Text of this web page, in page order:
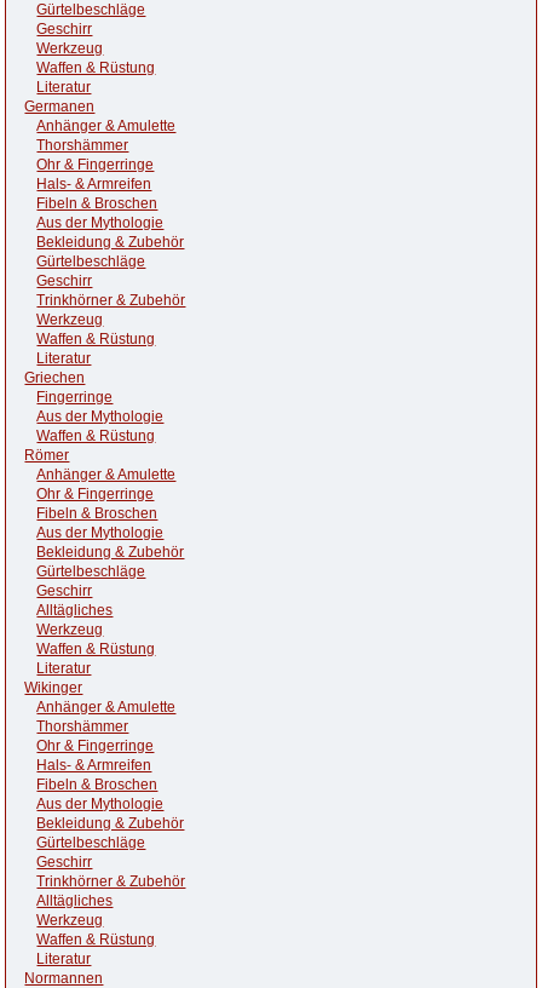
Gürtelbeschläge
Geschirr
Werkzeug
Waffen & Rüstung
Literatur
Germanen
Anhänger & Amulette
Thorshämmer
Ohr & Fingerringe
Hals- & Armreifen
Fibeln & Broschen
Aus der Mythologie
Bekleidung & Zubehör
Gürtelbeschläge
Geschirr
Trinkhörner & Zubehör
Werkzeug
Waffen & Rüstung
Literatur
Griechen
Fingerringe
Aus der Mythologie
Waffen & Rüstung
Römer
Anhänger & Amulette
Ohr & Fingerringe
Fibeln & Broschen
Aus der Mythologie
Bekleidung & Zubehör
Gürtelbeschläge
Geschirr
Alltägliches
Werkzeug
Waffen & Rüstung
Literatur
Wikinger
Anhänger & Amulette
Thorshämmer
Ohr & Fingerringe
Hals- & Armreifen
Fibeln & Broschen
Aus der Mythologie
Bekleidung & Zubehör
Gürtelbeschläge
Geschirr
Trinkhörner & Zubehör
Alltägliches
Werkzeug
Waffen & Rüstung
Literatur
Normannen